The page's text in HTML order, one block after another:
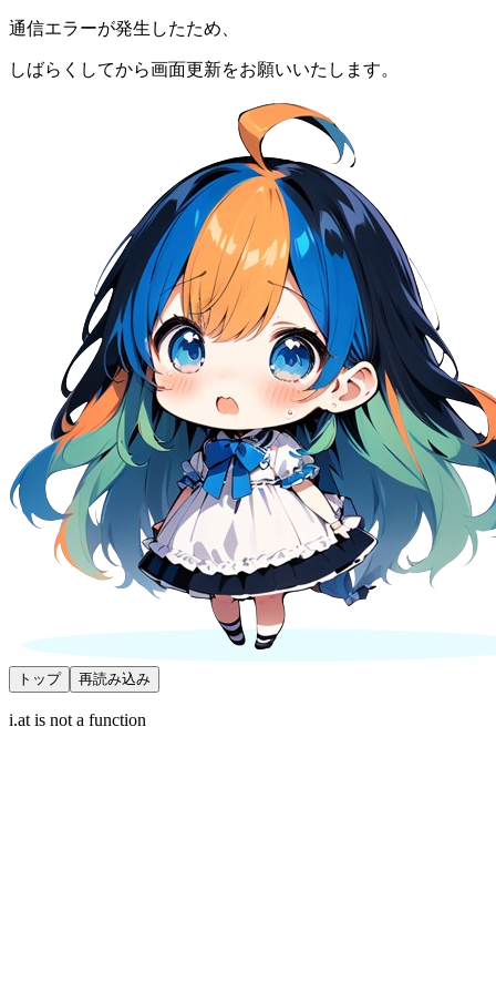
通信エラーが発生したため、
しばらくしてから画面更新をお願いいたします。
トップ 再読み込み
i.at is not a function